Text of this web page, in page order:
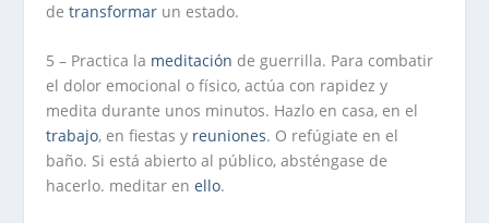
detransformar un estado.
5 – Practica la meditación de guerrilla. Para combatir
el dolor emocional o físico, actúa con rapidez y
medita durante unos minutos. Hazlo en casa, en el
trabajo, en fiestas y reuniones. O refúgiate en el
baño. Si está abierto al público, absténgase de
hacerlo. meditar enello.